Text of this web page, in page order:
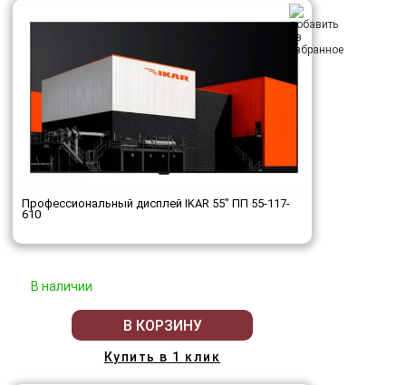
Профессиональный дисплей IKAR 55" ПП 55-117-
610
В наличии
В КОРЗИНУ
Купить в 1 клик